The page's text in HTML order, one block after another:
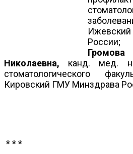
России;
Николаевна, канд. мед.
стоматологического
Кировский ГМУ Минздрава
* * *